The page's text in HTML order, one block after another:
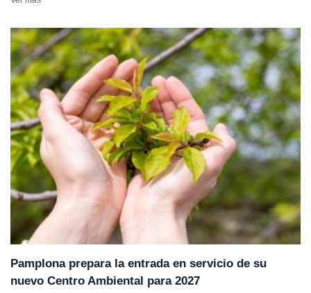
Pamplona prepara la entrada en servicio de su
nuevo Centro Ambiental para 2027